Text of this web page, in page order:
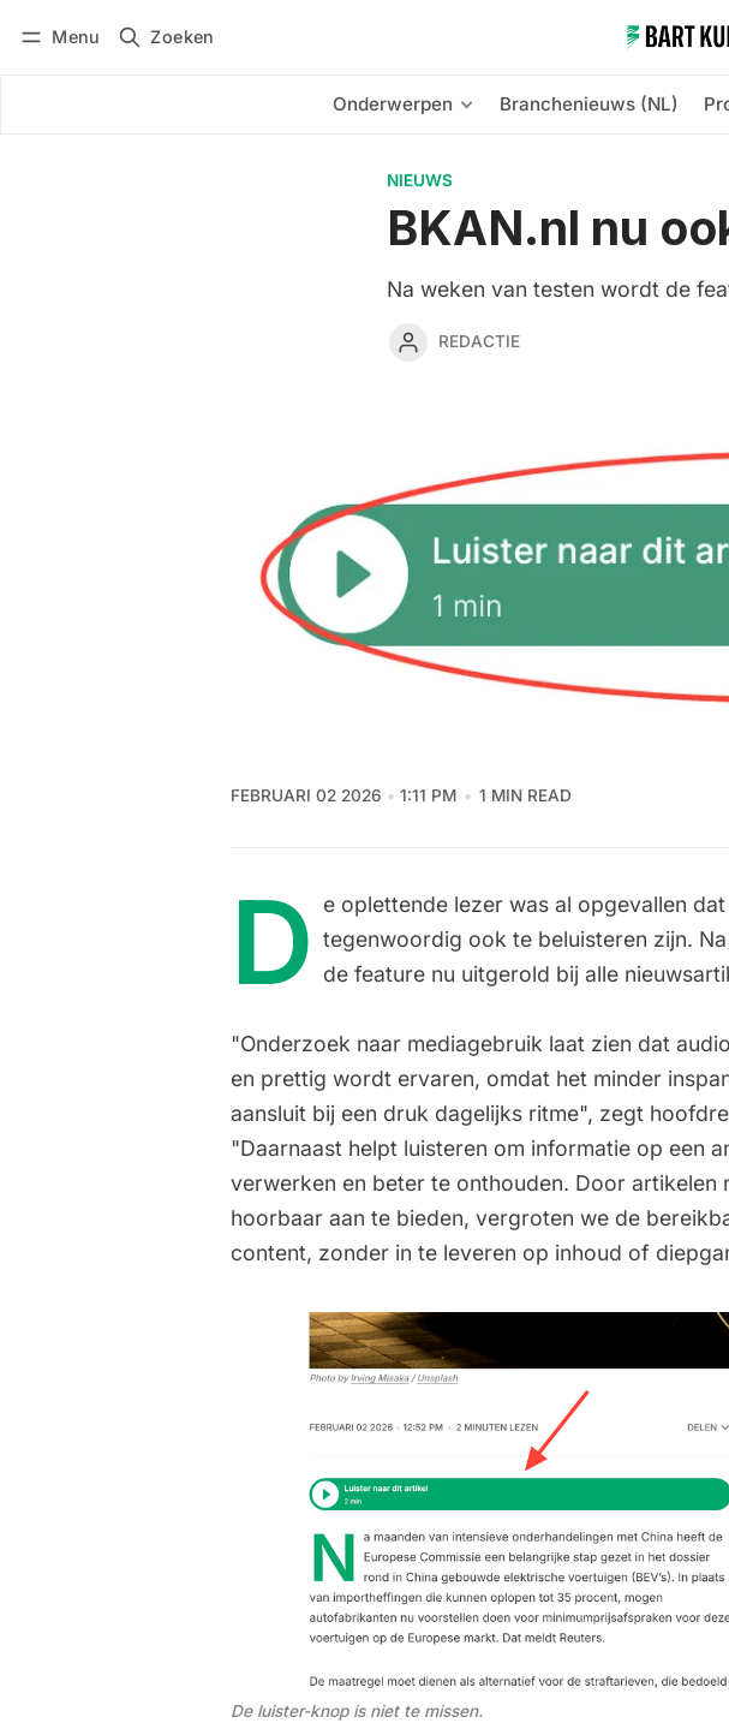
Menu Zoeken
Onderwerpen Branchenieuws (NL)
NIEUWS
BKAN.nl nu
Na weken van testen wordt de
REDACTIE
FEBRUARI 02 2026 1:11 PM 1 MIN READ
D
e oplettende lezer was al opgevallen
tegenwoordig ook te beluisteren zijn.
de feature nu uitgerold bij alle
"Onderzoek naar mediagebruik laat zien dat
en prettig wordt ervaren, omdat het minder
aansluit bij een druk dagelijks ritme", zegt
"Daarnaast helpt luisteren om informatie op een
verwerken en beter te onthouden. Door artikelen
hoorbaar aan te bieden, vergroten we de
content, zonder in te leveren op inhoud of
De luister-knop is niet te missen.